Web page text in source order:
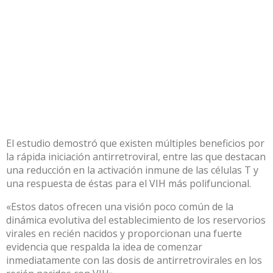
El estudio demostró que existen múltiples beneficios por
la rápida iniciación antirretroviral, entre las que destacan
una reducción en la activación inmune de las células T y
una respuesta de éstas para el VIH más polifuncional.
«Estos datos ofrecen una visión poco común de la
dinámica evolutiva del establecimiento de los reservorios
virales en recién nacidos y proporcionan una fuerte
evidencia que respalda la idea de comenzar
inmediatamente con las dosis de antirretrovirales en los